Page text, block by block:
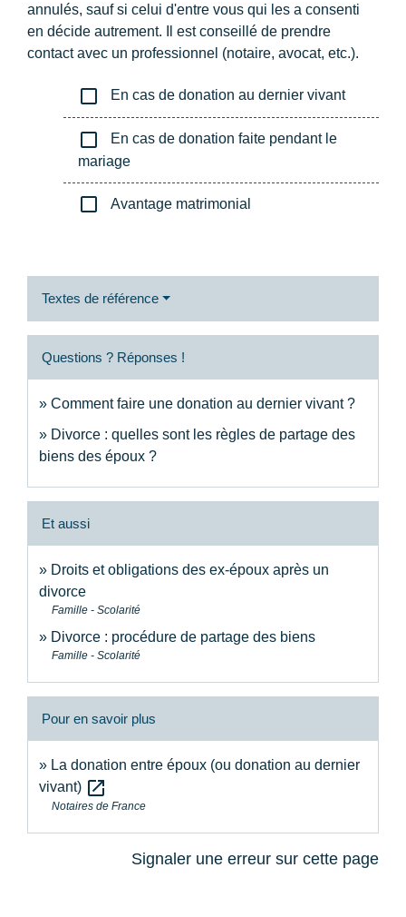
annulés, sauf si celui d'entre vous qui les a consenti
en décide autrement. Il est conseillé de prendre
contact avec un professionnel (notaire, avocat, etc.).
check_box_outline_blank En cas de donation au dernier vivant
check_box_outline_blank
En cas de donation faite pendant le
mariage
check_box_outline_blank Avantage matrimonial
Textes de référence
Questions ? Réponses !
Comment faire une donation au dernier vivant ?
Divorce : quelles sont les règles de partage des
biens des époux ?
Et aussi
Droits et obligations des ex-époux après un
divorce
Famille - Scolarité
Divorce : procédure de partage des biens
Famille - Scolarité
Pour en savoir plus
La donation entre époux (ou donation au dernier
vivant) open_in_new
Notaires de France
Signaler une erreur sur cette page